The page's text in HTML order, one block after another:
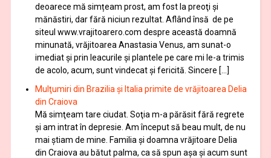
deoarece mă simțeam prost, am fost la preoţi şi
mănăstiri, dar fără niciun rezultat. Aflând însă de pe
siteul www.vrajitoarero.com despre această doamnă
minunată, vrăjitoarea Anastasia Venus, am sunat-o
imediat şi prin leacurile şi plantele pe care mi le-a trimis
de acolo, acum, sunt vindecat şi fericită. Sincere […]
Mulţumiri din Brazilia și Italia primite de vrăjitoarea Delia
din Craiova
Mă simţeam tare ciudat. Soţia m-a părăsit fără regrete
şi am intrat în depresie. Am început să beau mult, de nu
mai știam de mine. Familia şi doamna vrăjitoare Delia
din Craiova au bătut palma, ca să spun aşa şi acum sunt